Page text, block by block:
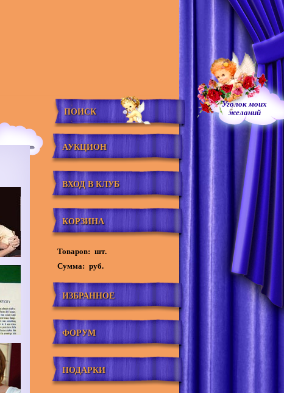
Уголок моих
желаний
ПОИСК
АУКЦИОН
ВХОД В КЛУБ
КОРЗИНА
Товаров: шт.
Сумма: руб.
ИЗБРАННОЕ
ФОРУМ
ПОДАРКИ